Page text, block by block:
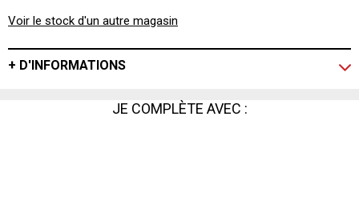
Voir le stock d'un autre magasin
+ D'INFORMATIONS
JE COMPLÈTE AVEC :